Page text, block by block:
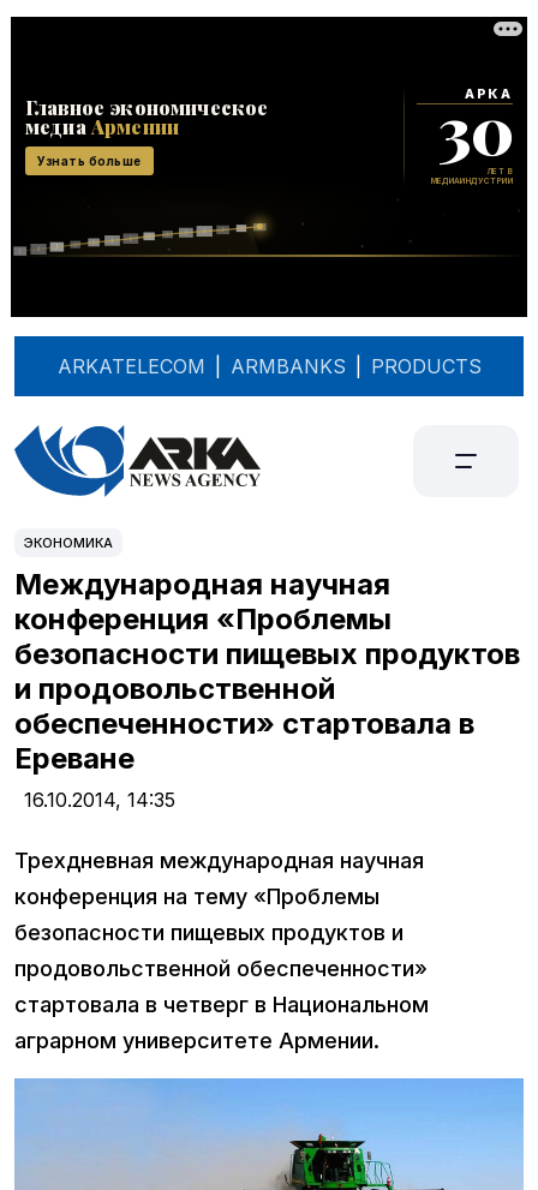
ARKATELECOM ARMBANKS PRODUCTS
ЭКОНОМИКА
Международная научная
конференция «Проблемы
безопасности пищевых продуктов
и продовольственной
обеспеченности» стартовала в
Ереване
16.10.2014, 14:35
Трехдневная международная научная
конференция на тему «Проблемы
безопасности пищевых продуктов и
продовольственной обеспеченности»
стартовала в четверг в Национальном
аграрном университете Армении.